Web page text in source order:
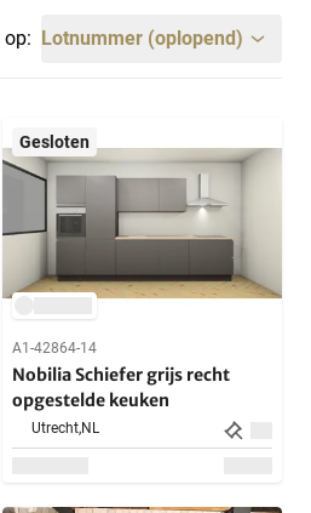
op: Lotnummer (oplopend)
Gesloten
A1-42864-14
Nobilia Schiefer grijs recht
opgestelde keuken
Utrecht,NL